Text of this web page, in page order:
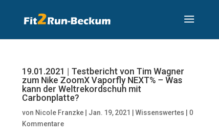
19.01.2021 | Testbericht von Tim Wagner
zum Nike ZoomX Vaporfly NEXT% – Was
kann der Weltrekordschuh mit
Carbonplatte?
von Nicole Franzke| Jan. 19, 2021 Wissenswertes
0
Kommentare